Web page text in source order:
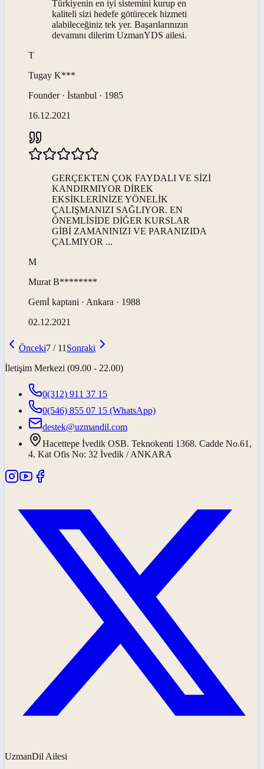
Türkiyenin en iyi sistemini kurup en
kaliteli sizi hedefe götürecek hizmeti
alabileceğiniz tek yer. Başarılarınızın
devamını dilerim UzmanYDS ailesi.
T
Tugay K***
Founder · İstanbul · 1985
16.12.2021
GERÇEKTEN ÇOK FAYDALI VE SİZİ
KANDIRMIYOR DİREK
EKSİKLERİNİZE YÖNELİK
ÇALIŞMANIZI SAĞLIYOR. EN
ÖNEMLİSİDE DİĞER KURSLAR
GİBİ ZAMANINIZI VE PARANIZIDA
ÇALMIYOR ...
M
Murat B********
Gemİ kaptani · Ankara · 1988
02.12.2021
Önceki7 / 11 Sonraki
İletişim Merkezi (09.00 - 22.00)
0(312) 911 37 15
0(546) 855 07 15 (WhatsApp)
destek@uzmandil.com
Hacettepe İvedik OSB. Teknokenti 1368. Cadde No.61,
4. Kat Ofis No: 32 İvedik / ANKARA
UzmanDil Ailesi